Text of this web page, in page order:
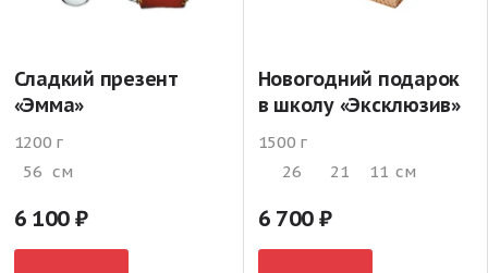
Сладкий презент
«Эмма»
1200 г
56 см
6 100
Новогодний подарок
в школу «Эксклюзив»
1500 г
26
21 11 см
6 700